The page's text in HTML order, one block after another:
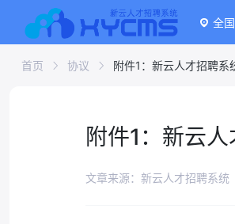
全
首页 协议 附件1：新云人才招聘系
附件1：新云
文章来源：新云人才招聘系统